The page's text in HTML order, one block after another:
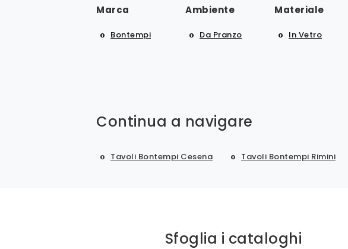
Marca
Bontempi
Ambiente
Da Pranzo
Materiale
In Vetro
Continua a navigare
Tavoli Bontempi Cesena Tavoli Bontempi Rimini
Sfoglia i cataloghi